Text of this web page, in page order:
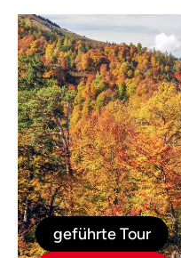
geführte Tour